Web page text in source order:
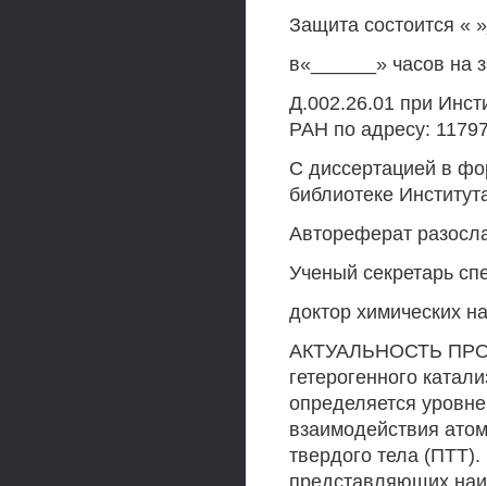
Защита состоится «
в«______» часов на
Д.002.26.01 при
РАН по адресу:
С диссертацией в
библиотеке
Автореферат
Ученый секретарь
доктор химических
АКТУАЛЬНОСТЬ
гетерогенного
определяется
взаимодействия
твердого тела
представляющих